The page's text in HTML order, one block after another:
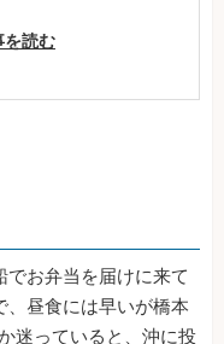
を読む
お弁当を届けに来て
、昼食には早いが橋本
迷っていると、沖に投